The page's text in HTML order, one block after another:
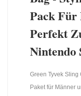
Pack Für
Perfekt
Nintendo
Green Tyvek
Paket für Männer